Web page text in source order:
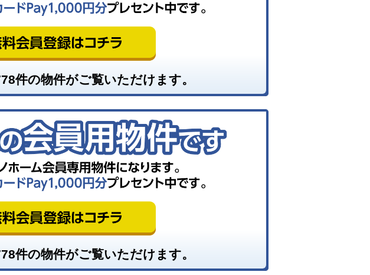
件の物件がご覧いただけます。
件の物件がご覧いただけます。